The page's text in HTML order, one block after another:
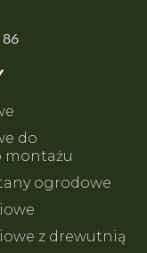
86
do
montażu
ogrodowe
z drewutnią